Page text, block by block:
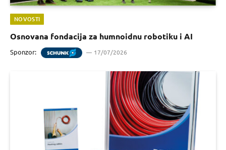
NOVOSTI
Osnovana fondacija za humnoidnu robotiku i AI
Sponzor: 17/07/2026